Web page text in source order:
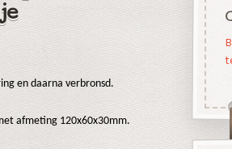
en daarna verbronsd.
afmeting 120x60x30mm.